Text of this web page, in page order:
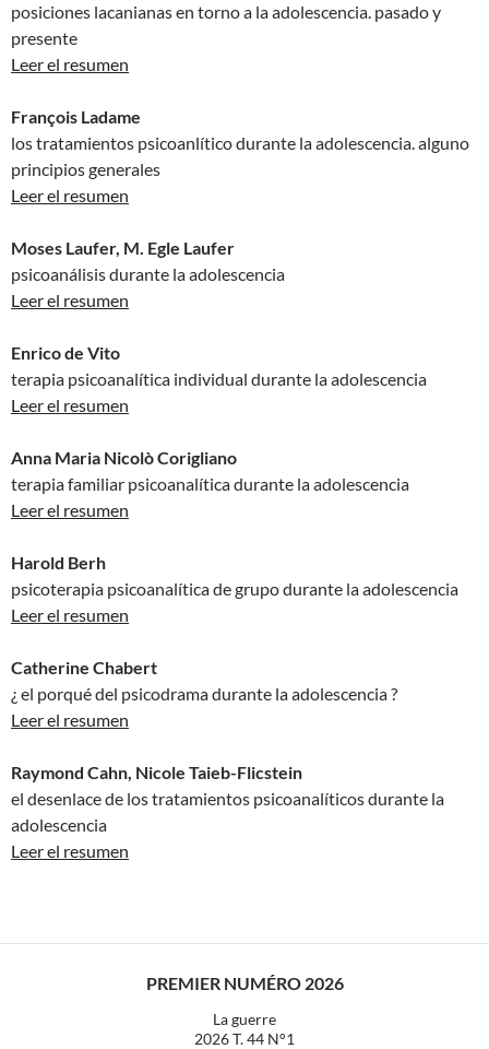
posiciones lacanianas en torno a la adolescencia. pasado y
presente
Leer el resumen
François Ladame
los tratamientos psicoanlítico durante la adolescencia. alguno
principios generales
Leer el resumen
Moses Laufer, M. Egle Laufer
psicoanálisis durante la adolescencia
Leer el resumen
Enrico de Vito
terapia psicoanalítica individual durante la adolescencia
Leer el resumen
Anna Maria Nicolò Corigliano
terapia familiar psicoanalítica durante la adolescencia
Leer el resumen
Harold Berh
psicoterapia psicoanalítica de grupo durante la adolescencia
Leer el resumen
Catherine Chabert
¿ el porqué del psicodrama durante la adolescencia ?
Leer el resumen
Raymond Cahn, Nicole Taieb-Flicstein
el desenlace de los tratamientos psicoanalíticos durante la
adolescencia
Leer el resumen
PREMIER NUMÉRO 2026
La guerre
2026 T. 44 N°1